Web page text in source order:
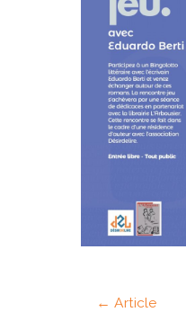
← Article